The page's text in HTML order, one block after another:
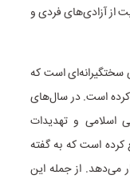
از آزادی‌های فردی و
سختگیرانه‌ای است که
کرده است. در سال‌های
اسلامی و تهدیدات
کرده است که به گفته
می‌دهد. از جمله این